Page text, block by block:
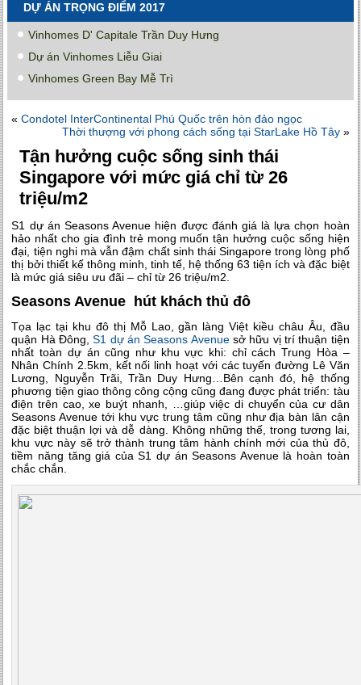
DỰ ÁN TRỌNG ĐIỂM 2017
Vinhomes D' Capitale Trần Duy Hưng
Dự án Vinhomes Liễu Giai
Vinhomes Green Bay Mễ Trì
«Condotel InterContinental Phú Quốc trên hòn đảo ngọc
Thời thượng với phong cách sống tại StarLake Hồ Tây»
Tận hưởng cuộc sống sinh thái
Singapore với mức giá chỉ từ 26
triệu/m2
S1 dự án Seasons Avenue hiện được đánh giá là lựa chọn hoàn
hảo nhất cho gia đình trẻ mong muốn tận hưởng cuộc sống hiện
đại, tiện nghi mà vẫn đậm chất sinh thái Singapore trong lòng phố
thị bởi thiết kế thông minh, tinh tế, hệ thống 63 tiện ích và đặc biệt
là mức giá siêu ưu đãi – chỉ từ 26 triệu/m2.
Seasons Avenue hút khách thủ đô
Tọa lạc tại khu đô thị Mỗ Lao, gần làng Việt kiều châu Âu, đầu
quận Hà Đông,S1 dự án Seasons Avenuesở hữu vị trí thuận tiện
nhất toàn dự án cũng như khu vực khi: chỉ cách Trung Hòa –
Nhân Chính 2.5km, kết nối linh hoạt với các tuyến đường Lê Văn
Lương, Nguyễn Trãi, Trần Duy Hưng…Bên cạnh đó, hệ thống
phương tiện giao thông công cộng cũng đang được phát triển: tàu
điện trên cao, xe buýt nhanh, …giúp việc di chuyển của cư dân
Seasons Avenue tới khu vực trung tâm cũng như địa bàn lân cận
đặc biệt thuận lợi và dễ dàng. Không những thế, trong tương lai,
khu vực này sẽ trở thành trung tâm hành chính mới của thủ đô,
tiềm năng tăng giá của S1 dự án Seasons Avenue là hoàn toàn
chắc chắn.